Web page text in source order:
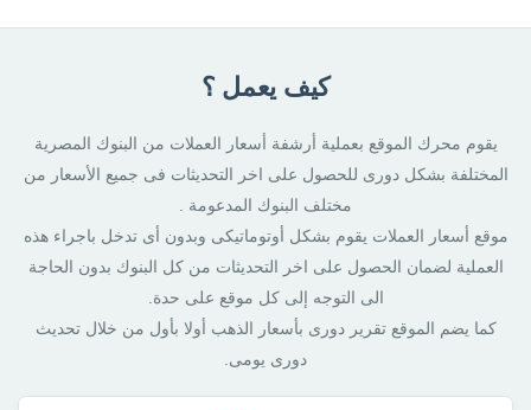
كيف يعمل ؟
يقوم محرك الموقع بعملية أرشفة أسعار العملات من البنوك المصرية
المختلفة بشكل دورى للحصول على اخر التحديثات فى جميع الأسعار من
مختلف البنوك المدعومة .
موقع أسعار العملات يقوم بشكل أوتوماتيكى وبدون أى تدخل باجراء هذه
العملية لضمان الحصول على اخر التحديثات من كل البنوك بدون الحاجة
الى التوجه إلى كل موقع على حدة.
كما يضم الموقع تقرير دورى بأسعار الذهب أولا بأول من خلال تحديث
دورى يومى.